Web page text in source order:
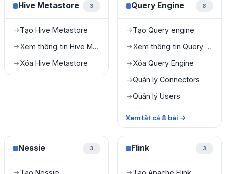
Hive Metastore 3
→Tạo Hive Metastore
→ Xem thông tin Hive Metastore
→Xóa Hive Metastore
Query Engine 8
→Tạo Query engine
→ Xem thông tin Query Engine
→Xóa Query Engine
→Quản lý Connectors
→Quản lý Users
Xem tất cả 8 bài →
Nessie 3 Flink 3